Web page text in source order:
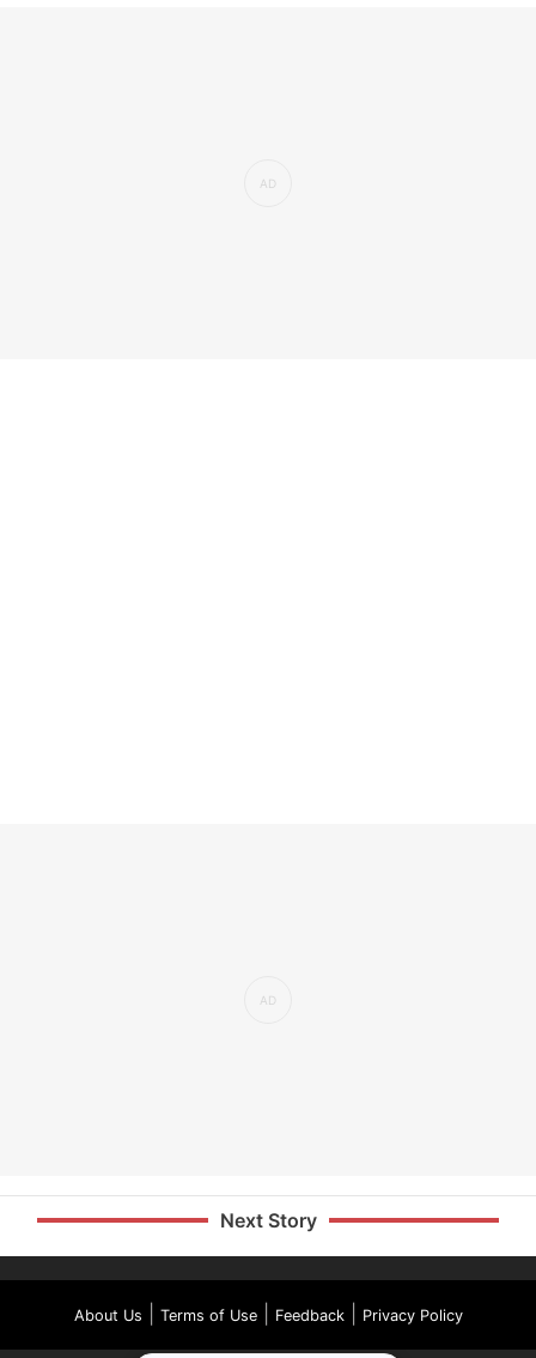
Next Story
About Us Terms of Use| Feedback| Privacy Policy